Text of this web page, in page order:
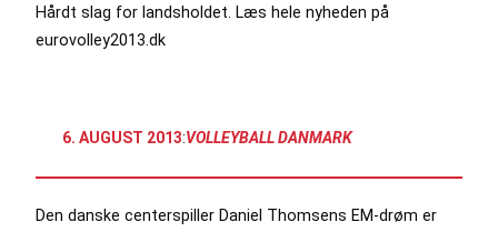
Hårdt slag for landsholdet. Læs hele nyheden på
eurovolley2013.dk
6. AUGUST 2013:VOLLEYBALL DANMARK
Den danske centerspiller Daniel Thomsens EM-drøm er